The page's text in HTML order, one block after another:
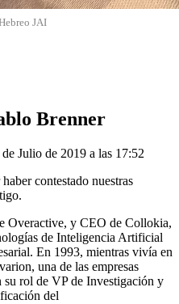
JAI
Brenner
de Julio de 2019 a las 17:52
contestado nuestras
Overactive, y CEO de Collokia,
de Inteligencia Artificial
En 1993, mientras vivía en
una de las empresas
rol de VP de Investigación y
del